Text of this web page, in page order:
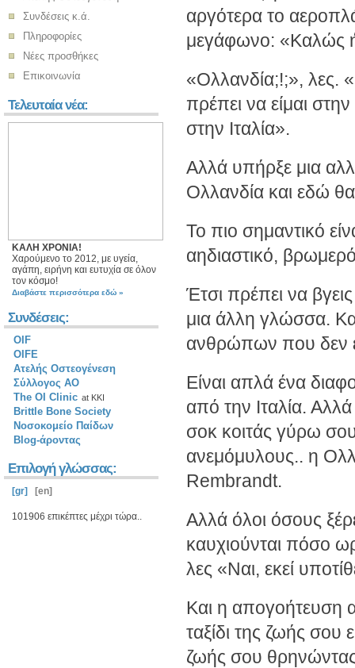
αργότερα το
μεγάφωνο: «Καλώς
«Ολλανδία;!;», λες.
πρέπει να είμαι
στην Ιταλία».
Αλλά υπήρξε μια
Ολλανδία και εδώ
Το πιο σημαντικό
αηδιαστικό,
Έτσι πρέπει να
μια άλλη γλώσσα.
ανθρώπων που δεν
Είναι απλά ένα
από την Ιταλία. Αλλά
σοκ κοιτάς γύρω
ανεμόμυλους.. η
Rembrandt.
Αλλά όλοι όσους
καυχιούνται πόσο
λες «Ναι, εκεί
Και η απογοήτευση
ταξίδι της ζωής σου
ζωής σου θρηνώντας
Συνδέσεις κ.ά.
Πληροφορίες
Νέες προσθήκες
Επικοινωνία
Τελευταία νέα:
ΚΑΛΗ ΧΡΟΝΙΑ!
Χαρούμενο το 2012, με υγεία,
αγάπη, ειρήνη και ευτυχία σε όλον
τον κόσμο!
Διαβάστε περισσότερα εδώ »
Συνδέσεις:
OIF
OIFE
Ατελής Οστεογένεση
Σύλλογος ΑΟ
The OI Clinic at KKI
Brittle Bone Society
Νοσοκομείο Παίδων
Blog-άροντας
Επιλογή γλώσσας:
[gr] [en]
101906 επικέπτες μέχρι τώρα..